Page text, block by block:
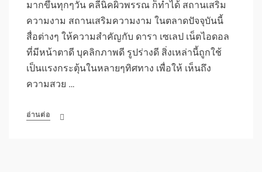
มากขึ้นทุกๆวัน คลีนิคผิวพรรณ ก็ทำได้ สถานเสริม
ความงาม สถานเสริมความงาม ในตลาดปัจจุบันนี้
สื่อต่างๆ ให้ความสำคัญกับ ดารา เซเลป เน็ตไอดอล
ที่มีหน้าตาดี บุคลิกภาพดี รูปร่างดี สิ่งเหล่านี้ถูกใช้
เป็นแรงกระตุ้นในหลายๆทิศทาง เพื่อให้ เห็นถึง
ความสวย …
อ่านต่อ